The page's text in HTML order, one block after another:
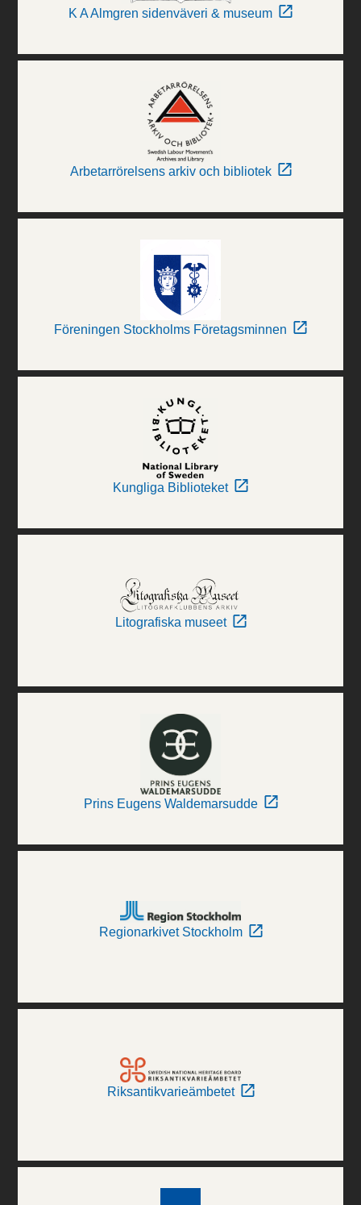
K A Almgren sidenväveri & museum
Arbetarrörelsens arkiv och bibliotek
Föreningen Stockholms Företagsminnen
Kungliga Biblioteket
Litografiska museet
Prins Eugens Waldemarsudde
Regionarkivet Stockholm
Riksantikvarieämbetet